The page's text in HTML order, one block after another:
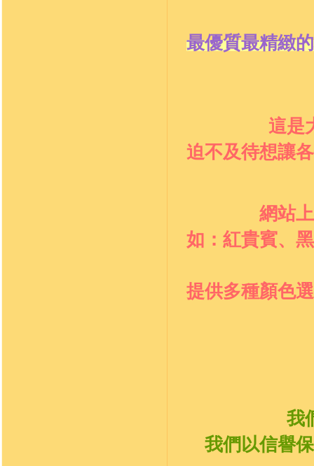
最優質最精緻
這是
迫不及待想讓
網站
如： 紅貴賓、
提供多種顏色
我
我們以信譽